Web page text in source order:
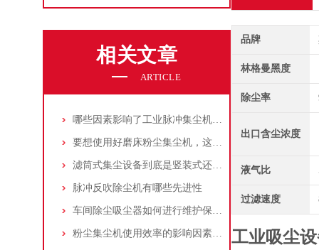
相关文章
ARTICLE
哪些因素影响了工业脉冲集尘机的使用寿命？
要想使用好磨床粉尘集尘机，这些条件可不能少
滤筒式集尘设备到底是竖装式还是横装式？
脉冲反吹除尘机有哪些先进性
车间除尘吸尘器如何进行维护保养？
粉尘集尘机使用效率的影响因素及改进措施
品牌
林格曼黑度
除尘率
出口含尘浓度
液气比
过滤速度
工业吸尘